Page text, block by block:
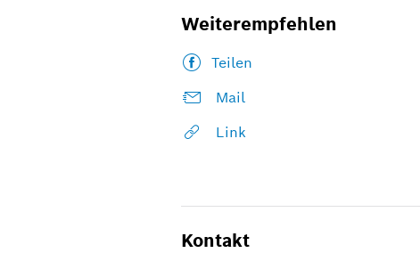
Weiterempfehlen
Teilen
Mail
Link
Kontakt